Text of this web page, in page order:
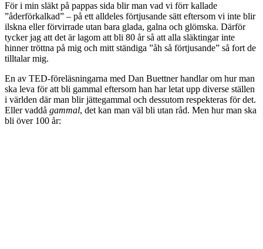
För i min släkt på pappas sida blir man vad vi förr kallade
”åderförkalkad” – på ett alldeles förtjusande sätt eftersom vi inte blir
ilskna eller förvirrade utan bara glada, galna och glömska. Därför
tycker jag att det är lagom att bli 80 år så att alla släktingar inte
hinner tröttna på mig och mitt ständiga ”åh så förtjusande” så fort de
tilltalar mig.
En av TED-föreläsningarna med Dan Buettner handlar om hur man
ska leva för att bli gammal eftersom han har letat upp diverse ställen
i världen där man blir jättegammal och dessutom respekteras för det.
Eller vaddå gammal, det kan man väl bli utan råd. Men hur man ska
bli över 100 år: